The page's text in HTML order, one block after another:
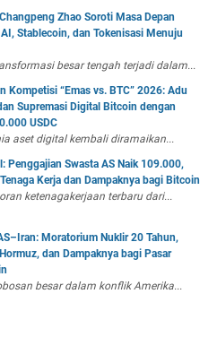
Zhao Soroti Masa Depan
Stablecoin, dan Tokenisasi Menuju
besar tengah terjadi dalam...
Kompetisi “Emas vs. BTC” 2026: Adu
Supremasi Digital Bitcoin dengan
USDC
aset digital kembali diramaikan...
Penggajian Swasta AS Naik 109.000,
Kerja dan Dampaknya bagi Bitcoin
ketenagakerjaan terbaru dari...
Moratorium Nuklir 20 Tahun,
dan Dampaknya bagi Pasar
besar dalam konflik Amerika...